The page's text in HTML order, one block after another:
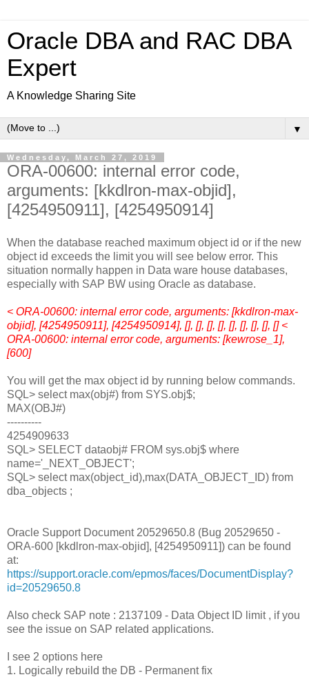
Oracle DBA and RAC DBA
Expert
A Knowledge Sharing Site
▼
Wednesday, March 27, 2019
ORA-00600: internal error code,
arguments: [kkdlron-max-objid],
[4254950911], [4254950914]
When the database reached maximum object id or if the new
object id exceeds the limit you will see below error. This
situation normally happen in Data ware house databases,
especially with SAP BW using Oracle as database.
< ORA-00600: internal error code, arguments: [kkdlron-max-
objid], [4254950911], [4254950914], [], [], [], [], [], [], [], [], [] <
ORA-00600: internal error code, arguments: [kewrose_1],
[600]
You will get the max object id by running below commands.
SQL> select max(obj#) from SYS.obj$;
MAX(OBJ#)
----------
4254909633
SQL> SELECT dataobj# FROM sys.obj$ where
name='_NEXT_OBJECT';
SQL> select max(object_id),max(DATA_OBJECT_ID) from
dba_objects ;
Oracle Support Document 20529650.8 (Bug 20529650 -
ORA-600 [kkdlron-max-objid], [4254950911]) can be found
at:
https://support.oracle.com/epmos/faces/DocumentDisplay?
id=20529650.8
Also check SAP note : 2137109 - Data Object ID limit , if you
see the issue on SAP related applications.
I see 2 options here
1. Logically rebuild the DB - Permanent fix